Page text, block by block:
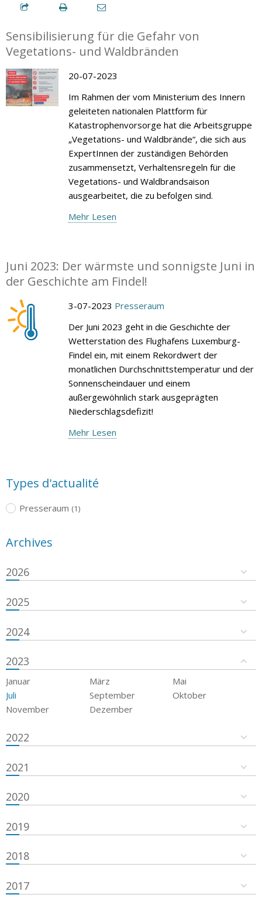
Sensibilisierung für die Gefahr von
Vegetations- und Waldbränden
20-07-2023
Im Rahmen der vom Ministerium des Innern
geleiteten nationalen Plattform für
Katastrophenvorsorge hat die Arbeitsgruppe
„Vegetations- und Waldbrände“, die sich aus
ExpertInnen der zuständigen Behörden
zusammensetzt, Verhaltensregeln für die
Vegetations- und Waldbrandsaison
ausgearbeitet, die zu befolgen sind.
Mehr Lesen
Juni 2023: Der wärmste und sonnigste Juni in
der Geschichte am Findel!
3-07-2023 Presseraum
Der Juni 2023 geht in die Geschichte der
Wetterstation des Flughafens Luxemburg-
Findel ein, mit einem Rekordwert der
monatlichen Durchschnittstemperatur und der
Sonnenscheindauer und einem
außergewöhnlich stark ausgeprägten
Niederschlagsdefizit!
Mehr Lesen
Types d'actualité
Presseraum (1)
Archives
2026
2025
2024
2023
Januar März
Mai
Juli
September
Oktober
November
Dezember
2022
2021
2020
2019
2018
2017